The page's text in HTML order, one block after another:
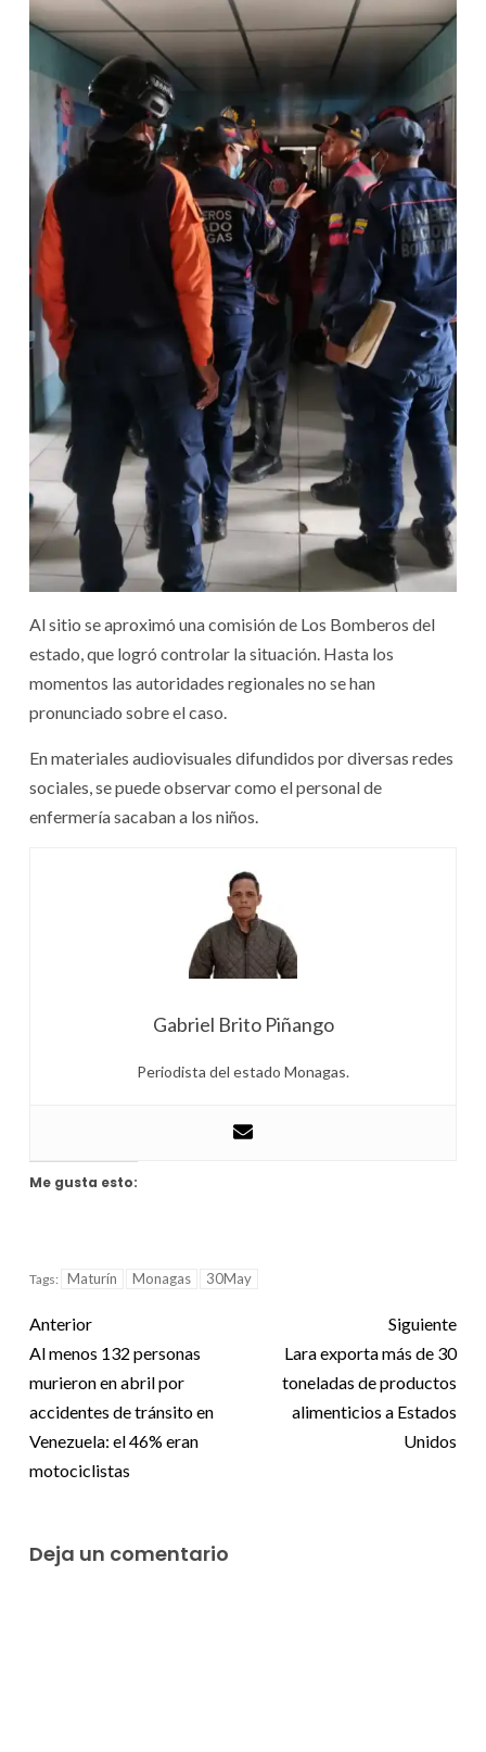
Al sitio se aproximó una comisión de Los Bomberos del
estado, que logró controlar la situación. Hasta los
momentos las autoridades regionales no se han
pronunciado sobre el caso.
En materiales audiovisuales difundidos por diversas redes
sociales, se puede observar como el personal de
enfermería sacaban a los niños.
Gabriel Brito Piñango
Periodista del estado Monagas.
Me gusta esto:
Tags: Maturín Monagas 30May
Anterior
Al menos 132 personas
murieron en abril por
accidentes de tránsito en
Venezuela: el 46% eran
motociclistas
Siguiente
Lara exporta más de 30
toneladas de productos
alimenticios a Estados
Unidos
Deja un comentario